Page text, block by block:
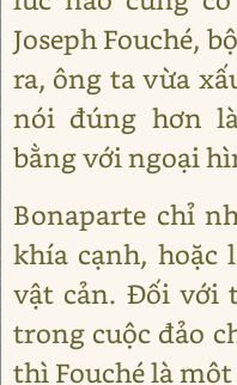
Joseph Fouché,
ra, ông ta vừa
nói đúng hơn
bằng với ngoại
Bonaparte chỉ
khía cạnh, hoặc
vật cản. Đối với
trong cuộc đảo
thì Fouché là